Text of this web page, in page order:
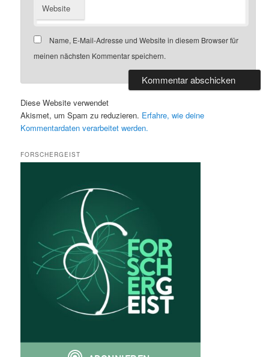
Website
Name, E-Mail-Adresse und Website in diesem Browser für
meinen nächsten Kommentar speichern.
Diese Website verwendet
Akismet, um Spam zu reduzieren. Erfahre, wie deine
Kommentardaten verarbeitet werden.
FORSCHERGEIST